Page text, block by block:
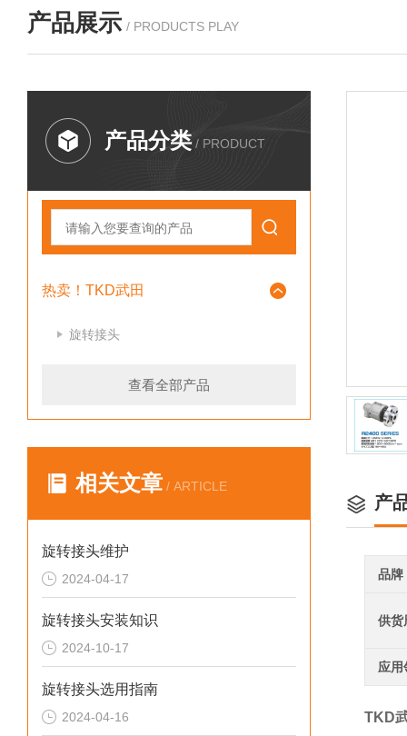
产品展示 / PRODUCTS PLAY
产品分类 / PRODUCT
热卖！TKD武田
旋转接头
查看全部产品
相关文章 / ARTICLE
旋转接头维护
2024-04-17
旋转接头安装知识
2024-10-17
旋转接头选用指南
2024-04-16
产
品牌
供货
应用
TKD